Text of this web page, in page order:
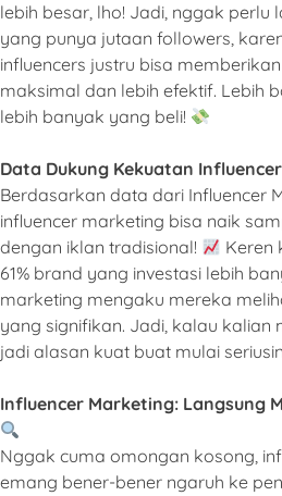
lebih besar, lho! Jadi, nggak perlu
yang punya jutaan followers,
influencers justru bisa
maksimal dan lebih efektif. Lebih
lebih banyak yang beli!
Data Dukung Kekuatan
Berdasarkan data dari Influencer
influencer marketing bisa naik
dengan iklan tradisional!
Keren
61% brand yang investasi lebih
marketing mengaku mereka
yang signifikan. Jadi, kalau kalian
jadi alasan kuat buat mulai
Influencer Marketing: Langsung
Nggak cuma omongan kosong,
emang bener-bener ngaruh ke